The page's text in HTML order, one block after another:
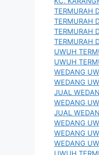
TERMURAH
TERMURAH
TERMURAH
TERMURAH
UWUH
UWUH
WEDANG
WEDANG
JUAL
WEDANG
JUAL
WEDANG
WEDANG
WEDANG